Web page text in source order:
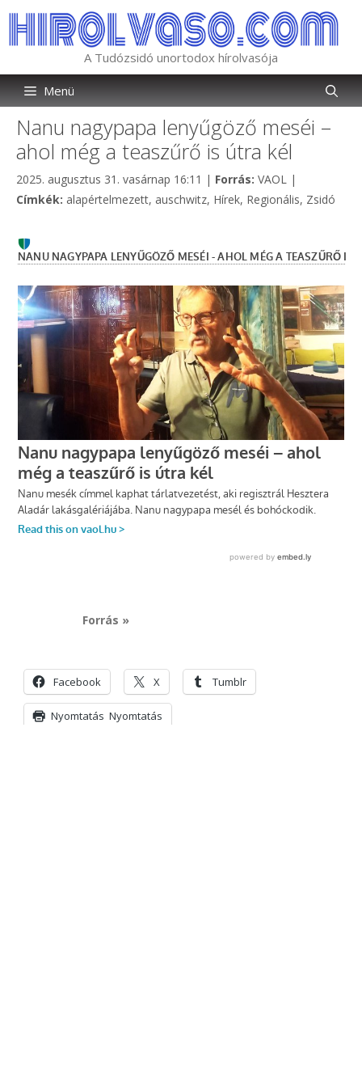
tartalomba
A Tudózsidó unortodox hírolvasója
Menü
Nanu nagypapa lenyűgöző meséi –
ahol még a teaszűrő is útra kél
2025. augusztus 31. vasárnap 16:11 | Forrás: Kategória
VAOL |
Címkék: Címkék
alapértelmezett, auschwitz, Hírek, Regionális, Zsidó
Forrás »
Facebook X Tumblr
Nyomtatás Nyomtatás